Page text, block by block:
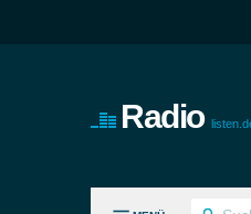
Radio